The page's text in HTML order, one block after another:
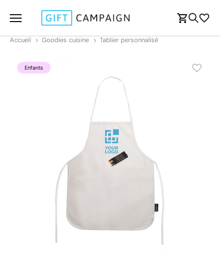
Accueil Goodies cuisine Tablier personnalisé
Enfants